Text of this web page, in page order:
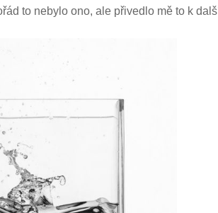
to nebylo ono, ale přivedlo mě to k